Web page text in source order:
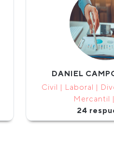
DANIEL
Civil | Laboral |
Mercantil |
24